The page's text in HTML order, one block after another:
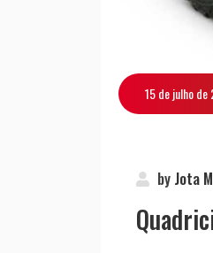
15 de julho de
by Jota